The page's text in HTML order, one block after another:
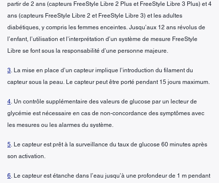
partir de 2 ans (capteurs FreeStyle Libre 2 Plus et FreeStyle Libre 3 Plus) et 4
ans (capteurs FreeStyle Libre 2 et FreeStyle Libre 3) et les adultes
diabétiques, y compris les femmes enceintes. Jusqu’aux 12 ans révolus de
l’enfant, l’utilisation et l’interprétation d’un système de mesure FreeStyle
Libre se font sous la responsabilité d’une personne majeure.
3. La mise en place d’un capteur implique l’introduction du filament du
capteur sous la peau. Le capteur peut être porté pendant 15 jours maximum.
4. Un contrôle supplémentaire des valeurs de glucose par un lecteur de
glycémie est nécessaire en cas de non-concordance des symptômes avec
les mesures ou les alarmes du système.
5. Le capteur est prêt à la surveillance du taux de glucose 60 minutes après
son activation.
6. Le capteur est étanche dans l’eau jusqu’à une profondeur de 1 m pendant